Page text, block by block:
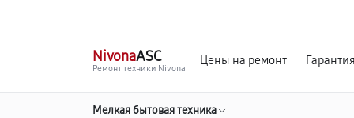
NivonaASC
Ремонт техники Nivona
Цены на ремонт
Мелкая бытовая техника